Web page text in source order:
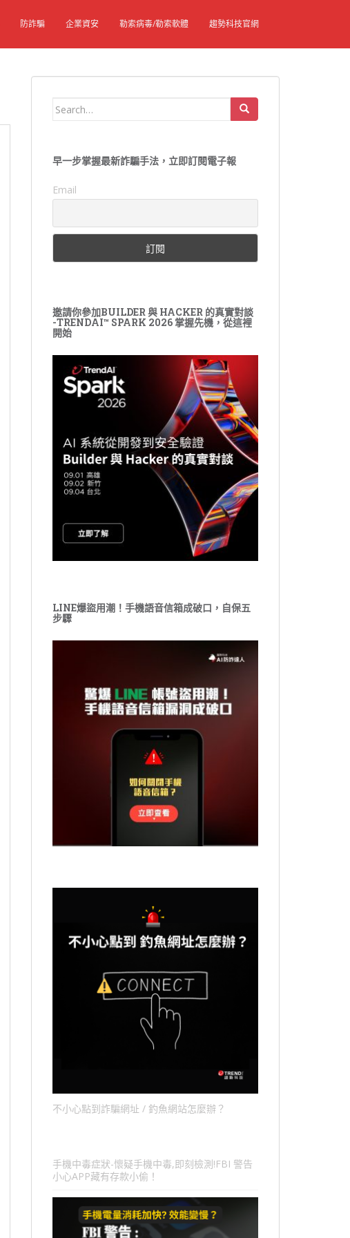
防詐騙 企業資安 勒索病毒/勒索軟體 趨勢科技官網
Search
早一步掌握最新詐騙手法，立即訂閱電子報
Email
邀請你參加BUILDER 與 HACKER 的真實對談
-TRENDAI™ SPARK 2026 掌握先機，從這裡
開始
LINE爆盜用潮！手機語音信箱成破口，自保五
步驟
不小心點到詐騙網址 / 釣魚網站怎麼辦？
手機中毒症狀-懷疑手機中毒,即刻檢測!FBI 警告
小心APP藏有存款小偷！